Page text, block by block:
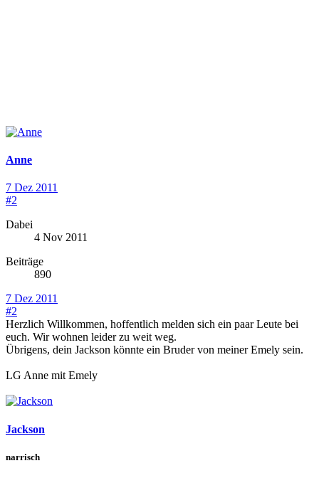
Anne
7 Dez 2011
#2
Dabei
4 Nov 2011
Beiträge
890
7 Dez 2011
#2
Herzlich Willkommen, hoffentlich melden sich ein paar Leute bei
euch. Wir wohnen leider zu weit weg.
Übrigens, dein Jackson könnte ein Bruder von meiner Emely sein.
LG Anne mit Emely
Jackson
narrisch